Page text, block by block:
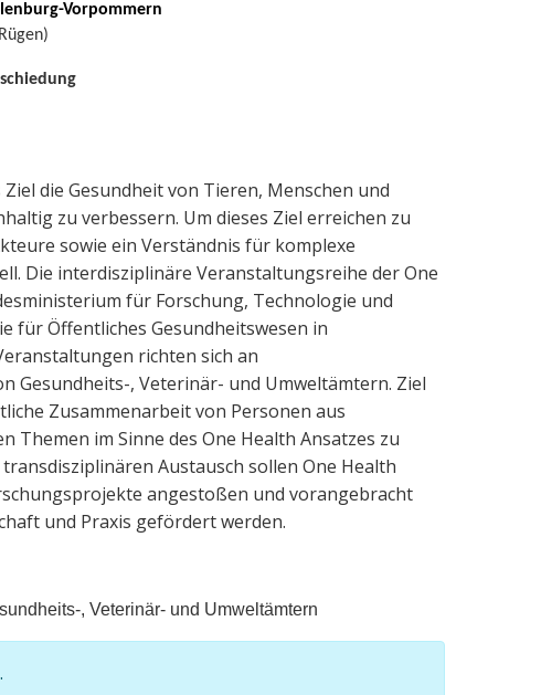
Vorpommern
die Gesundheit von Tieren, Menschen und
zu verbessern. Um dieses Ziel erreichen zu
sowie ein Verständnis für komplexe
Die interdisziplinäre Veranstaltungsreihe der One
für Forschung, Technologie und
für Öffentliches Gesundheitswesen in
richten sich an
Gesundheits-, Veterinär- und Umweltämtern. Ziel
Zusammenarbeit von Personen aus
Themen im Sinne des One Health Ansatzes zu
Austausch sollen One Health
angestoßen und vorangebracht
und Praxis gefördert werden.
, Veterinär- und Umweltämtern